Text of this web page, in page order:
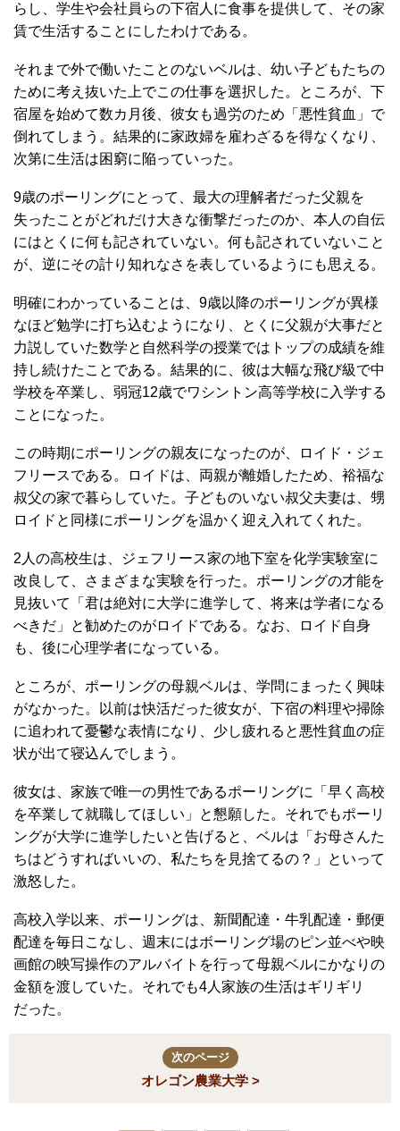
らし、学生や会社員らの下宿人に食事を提供して、その家
賃で生活することにしたわけである。
それまで外で働いたことのないベルは、幼い子どもたちの
ために考え抜いた上でこの仕事を選択した。ところが、下
宿屋を始めて数カ月後、彼女も過労のため「悪性貧血」で
倒れてしまう。結果的に家政婦を雇わざるを得なくなり、
次第に生活は困窮に陥っていった。
9歳のポーリングにとって、最大の理解者だった父親を
失ったことがどれだけ大きな衝撃だったのか、本人の自伝
にはとくに何も記されていない。何も記されていないこと
が、逆にその計り知れなさを表しているようにも思える。
明確にわかっていることは、9歳以降のポーリングが異様
なほど勉学に打ち込むようになり、とくに父親が大事だと
力説していた数学と自然科学の授業ではトップの成績を維
持し続けたことである。結果的に、彼は大幅な飛び級で中
学校を卒業し、弱冠12歳でワシントン高等学校に入学する
ことになった。
この時期にポーリングの親友になったのが、ロイド・ジェ
フリースである。ロイドは、両親が離婚したため、裕福な
叔父の家で暮らしていた。子どものいない叔父夫妻は、甥
ロイドと同様にポーリングを温かく迎え入れてくれた。
2人の高校生は、ジェフリース家の地下室を化学実験室に
改良して、さまざまな実験を行った。ポーリングの才能を
見抜いて「君は絶対に大学に進学して、将来は学者になる
べきだ」と勧めたのがロイドである。なお、ロイド自身
も、後に心理学者になっている。
ところが、ポーリングの母親ベルは、学問にまったく興味
がなかった。以前は快活だった彼女が、下宿の料理や掃除
に追われて憂鬱な表情になり、少し疲れると悪性貧血の症
状が出て寝込んでしまう。
彼女は、家族で唯一の男性であるポーリングに「早く高校
を卒業して就職してほしい」と懇願した。それでもポーリ
ングが大学に進学したいと告げると、ベルは「お母さんた
ちはどうすればいいの、私たちを見捨てるの？」といって
激怒した。
高校入学以来、ポーリングは、新聞配達・牛乳配達・郵便
配達を毎日こなし、週末にはボーリング場のピン並べや映
画館の映写操作のアルバイトを行って母親ベルにかなりの
金額を渡していた。それでも4人家族の生活はギリギリ
だった。
次のページ
オレゴン農業大学 >